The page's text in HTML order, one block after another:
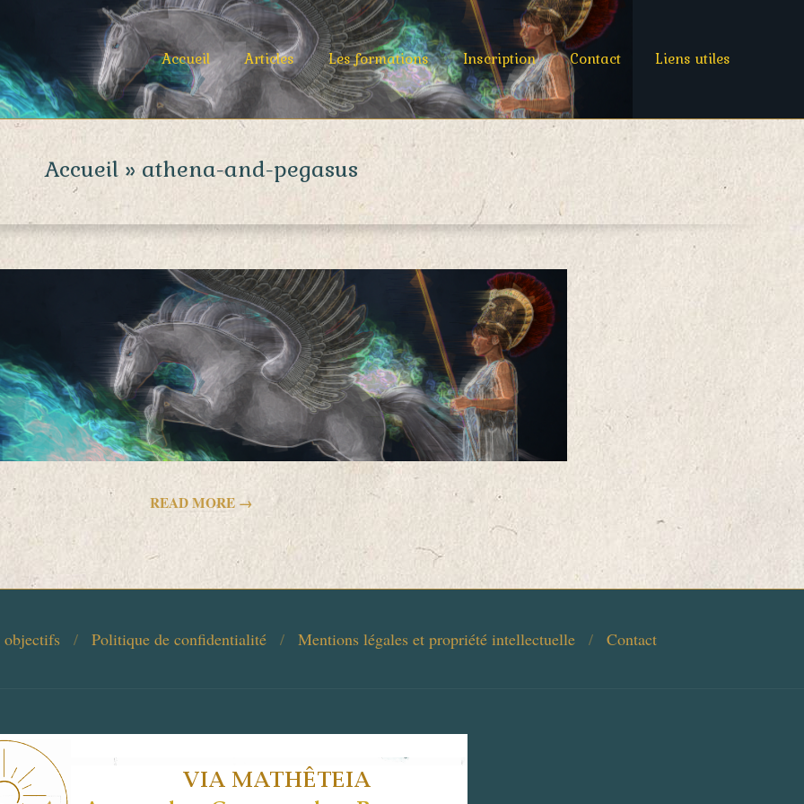
Primary
Navigation
Menu
Accueil Articles Les formations Inscription Contact Liens utiles
Accueil » athena-and-pegasus
READ MORE →
objectifs Politique de confidentialité Mentions légales et propriété intellectuelle Contact